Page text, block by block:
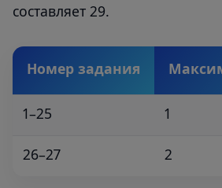
составляет 29.
Номер задания
1–25 1
26–27 2